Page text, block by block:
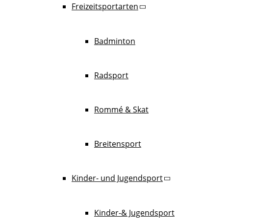
Freizeitsportarten
Badminton
Radsport
Rommé & Skat
Breitensport
Kinder- und Jugendsport
Kinder-& Jugendsport